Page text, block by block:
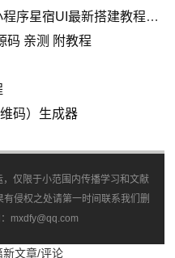
UI最新搭建教程，附带配套软件
码 亲测 附教程
码）生成器
仅限于小范围内传播学习和文献
侵权之处请第一时间联系我们删
mxdfy@qq.com
新文章/评论